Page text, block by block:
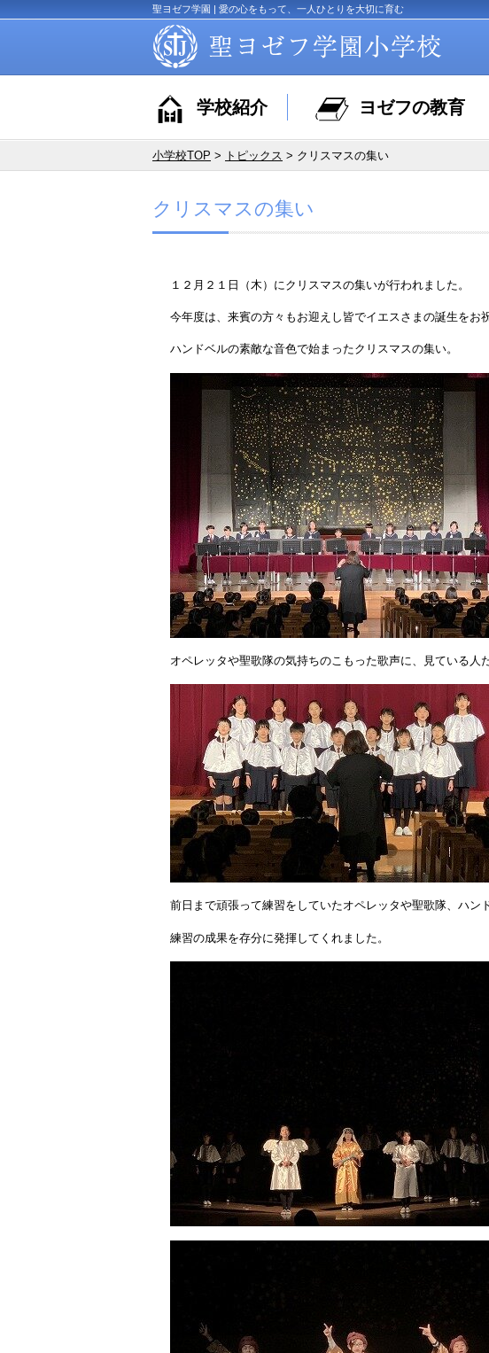
聖ヨゼフ学園 | 愛の心をもって、一人ひとりを大切に育む
学校紹介 ヨゼフの教育
小学校TOP > トピックス > クリスマスの集い
クリスマスの集い
１２月２１日（木）にクリスマスの集いが行われました。
今年度は、来賓の方々もお迎えし皆でイエスさまの誕生をお
ハンドベルの素敵な音色で始まったクリスマスの集い。
オペレッタや聖歌隊の気持ちのこもった歌声に、見ている人
前日まで頑張って練習をしていたオペレッタや聖歌隊、ハン
練習の成果を存分に発揮してくれました。